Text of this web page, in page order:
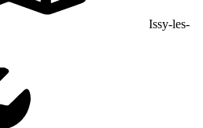
Issy-les-